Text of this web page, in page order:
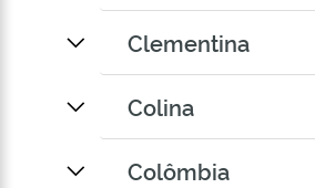
Clementina
Colina
Colômbia